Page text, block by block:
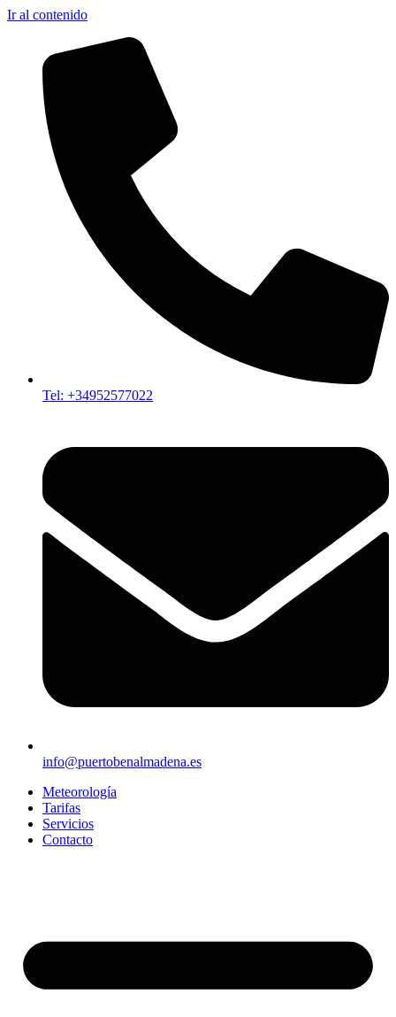
Ir al contenido
Tel: +34952577022
info@puertobenalmadena.es
Meteorología
Tarifas
Servicios
Contacto